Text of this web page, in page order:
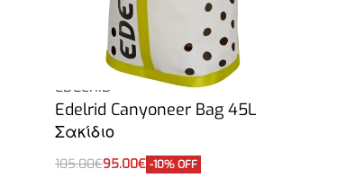
EDELRID
Edelrid Canyoneer Bag 45L
Σακίδιο
105.00€95.00€ -10% OFF